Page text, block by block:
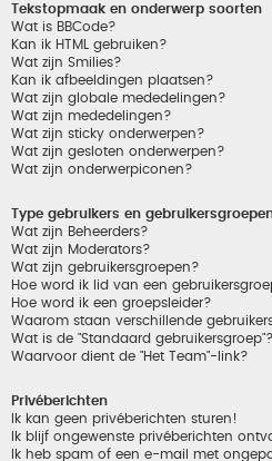
Tekstopmaak en onderwerp soorten
Wat is BBCode?
Kan ik HTML gebruiken?
Wat zijn Smilies?
Kan ik afbeeldingen plaatsen?
Wat zijn globale mededelingen?
Wat zijn mededelingen?
Wat zijn sticky onderwerpen?
Wat zijn gesloten onderwerpen?
Wat zijn onderwerpiconen?
Type gebruikers en
Wat zijn Beheerders?
Wat zijn Moderators?
Wat zijn gebruikersgroepen?
Hoe word ik lid van een
Hoe word ik een groepsleider?
Waarom staan verschillende
Wat is de "Standaard gebruikersgroep"?
Waarvoor dient de "Het Team"-link?
Privéberichten
Ik kan geen privéberichten sturen!
Ik blijf ongewenste privéberichten
Ik heb spam of een e-mail met